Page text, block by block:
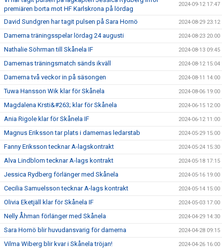
premiären borta mot HF Karlskrona på lördag
2024-09-12 17:47
David Sundgren har tagit pulsen på Sara Hornö 2024-08-29 23:12
Damerna träningsspelar lördag 24 augusti 2024-08-23 20:00
Nathalie Söhrman till Skånela IF 2024-08-13 09:45
Damernas träningsmatch sänds ikväll 2024-08-12 15:04
Damerna två veckor in på säsongen 2024-08-11 14:00
Tuwa Hansson Wik klar för Skånela 2024-08-06 19:00
Magdalena Krsti&#263; klar för Skånela 2024-06-15 12:00
Ania Rigole klar för Skånela IF 2024-06-12 11:00
Magnus Eriksson tar plats i damernas ledarstab 2024-05-29 15:00
Fanny Eriksson tecknar A-lagskontrakt 2024-05-24 15:30
Alva Lindblom tecknar A-lags kontrakt 2024-05-18 17:15
Jessica Rydberg förlänger med Skånela 2024-05-16 19:00
Cecilia Samuelsson tecknar A-lags kontrakt 2024-05-14 15:00
Olivia Eketjäll klar för Skånela IF 2024-05-03 17:00
Nelly Åhman förlänger med Skånela 2024-04-29 14:30
Sara Hornö blir huvudansvarig för damerna 2024-04-28 09:15
Vilma Wiberg blir kvar i Skånela tröjan! 2024-04-26 16:00